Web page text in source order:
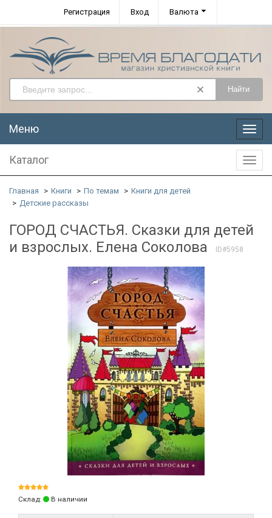
Регистрация Вход Валюта
Найти
Меню
Меню
Каталог
Главная Книги По темам
Книги для детей
Детские рассказы
ГОРОД СЧАСТЬЯ. Сказки для детей
и взрослых. Елена Соколова
ID#5958
Склад: В наличии